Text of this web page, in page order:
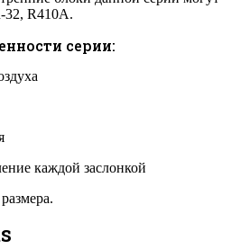
32, R410A.
серии:
каждой заслонкой